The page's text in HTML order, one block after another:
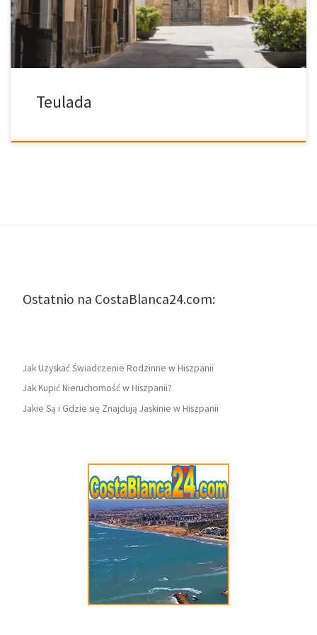
wypełnionym winnicami, uprawą, która odzwierciedla tradycję
rolniczą tej gminy i stanowi […]
Teulada
Ostatnio na CostaBlanca24.com:
Jak Uzyskać Świadczenie Rodzinne w Hiszpanii
Jak Kupić Nieruchomość w Hiszpanii?
Jakie Są i Gdzie się Znajdują Jaskinie w Hiszpanii